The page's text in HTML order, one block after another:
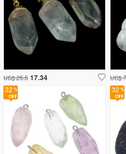
US$ 25.5 17.34 US$
32 32